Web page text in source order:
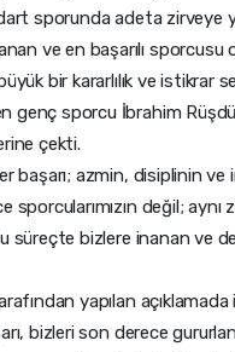
sporunda adeta zirveye
ve en başarılı sporcusu
bir kararlılık ve istikrar
genç sporcu İbrahim
çekti.
başarı; azmin, disiplinin ve
sporcularımızın değil;
süreçte bizlere inanan ve
yapılan açıklamada
bizleri son derece